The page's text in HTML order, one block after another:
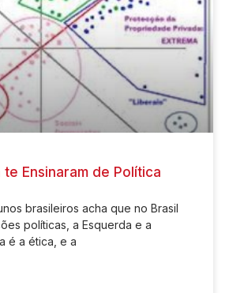
te Ensinaram de Política
brasileiros acha que no Brasil
políticas, a Esquerda e a
é a ética, e a